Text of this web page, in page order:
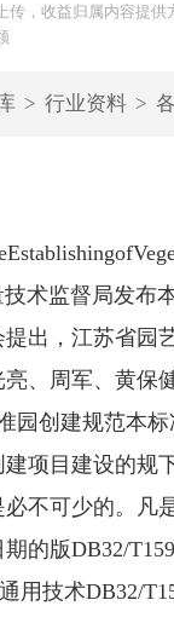
传，收益归属内容提供
> 行业资料 >
技术监督局发布
出，江苏省园
、周军、黄保
园创建规范本
项目建设的规
不可少的。凡
的版DB32/
用技术DB32/